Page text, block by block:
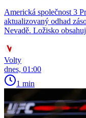
Americká společnost 3
aktualizovaný odhad
Nevadě. Ložisko
Volty
dnes, 01:00
1 min